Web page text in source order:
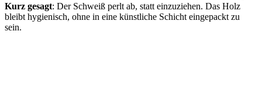
Kurz gesagt: Der Schweiß perlt ab, statt einzuziehen. Das Holz
bleibt hygienisch, ohne in eine künstliche Schicht eingepackt zu
sein.